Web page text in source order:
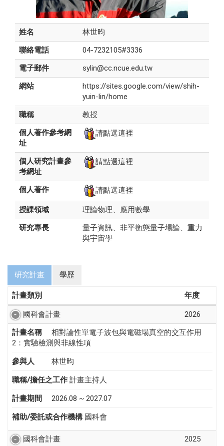
姓名
林世昀
聯絡電話
04-7232105#3336
電子郵件
sylin@cc.ncue.edu.tw
網站
https://sites.google.com/view/shih-
yuin-lin/home
職稱
教授
個人著作參考網
址
請點選這裡
個人研究計畫參
考網址
請點選這裡
個人著作 請點選這裡
授課領域
理論物理、應用數學
研究專長
量子資訊、非平衡態量子場論、重力
與宇宙學
研究計畫 學歷
計畫類別 年度
國科會計畫
2026
計畫名稱
相對論性單電子波包與電磁場真空的交互作用
2：實驗檢測與非線性項
參與人 林世昀
職稱/擔任之工作 計畫主持人
計畫期間 2026.08 ~ 2027.07
補助/委託或合作機構 國科會
國科會計畫
2025